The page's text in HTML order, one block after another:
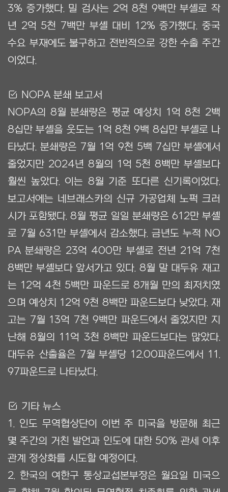
3% 증가했다. 밀 검사는 2억 8천 9백만 부셸로 작
년 2억 5천 7백만 부셸 대비 12% 증가했다. 중국
수요 부재에도 불구하고 전반적으로 강한 수출 주간
이었다.
Ẋ NOPA 분쇄 보고서
NOPA의 8월 분쇄량은 평균 예상치 1억 8천 2백
8십만 부셸을 웃도는 1억 8천 9백 8십만 부셸로 나
타났다. 분쇄량은 7월 1억 9천 5백 7십만 부셸에서
줄었지만 2024년 8월의 1억 5천 8백만 부셸보다
훨씬 높았다. 이는 8월 기준 또다른 신기록이었다.
보고서에는 네브래스카의 신규 가공업체 노퍽 크러
시가 포함됐다. 8월 평균 일일 분쇄량은 612만 부셸
로 7월 631만 부셸에서 감소했다. 금년도 누적 NO
PA 분쇄량은 23억 400만 부셸로 전년 21억 7천
8백만 부셸보다 앞서가고 있다. 8월 말 대두유 재고
는 12억 4천 5백만 파운드로 8개월 만의 최저치였
으며 예상치 12억 9천 8백만 파운드보다 낮았다. 재
고는 7월 13억 7천 9백만 파운드에서 줄었지만 지
난해 8월의 11억 3천 8백만 파운드보다는 많았다.
대두유 산출율은 7월 부셸당 12.00파운드에서 11.
97파운드로 나타났다.
Ẋ 기타 뉴스
1. 인도 무역협상단이 이번 주 미국을 방문해 최근
몇 주간의 거친 발언과 인도에 대한 50% 관세 이후
관계 정상화를 시도할 예정이다.
2. 한국의 여한구 통상교섭본부장은 월요일 미국으